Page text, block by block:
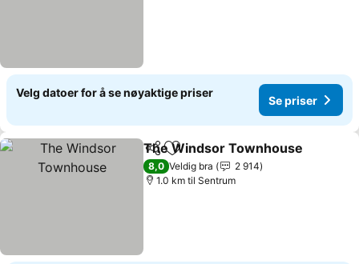
Velg datoer for å se nøyaktige priser
Se priser
Del Legg til i favoritter
The Windsor Townhouse
8,0 Veldig bra
2 914
1.0 km til Sentrum